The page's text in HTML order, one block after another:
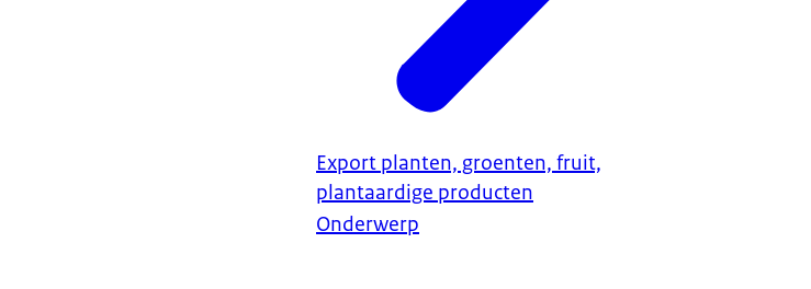
Export planten, groenten, fruit,
plantaardige producten
Onderwerp